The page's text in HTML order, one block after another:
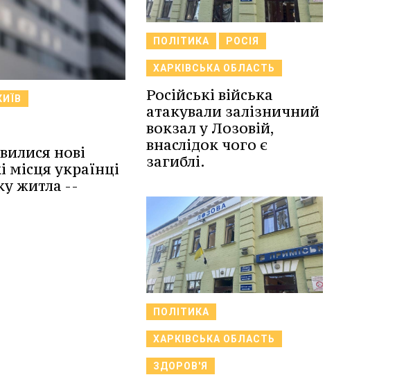
нові
місця українці
житла --
ПОЛІТИКА РОСІЯ
ХАРКІВСЬКА ОБЛАСТЬ
Російські війська
атакували залізничний
вокзал у Лозовій,
внаслідок чого є
загиблі.
ПОЛІТИКА
ХАРКІВСЬКА ОБЛАСТЬ
ЗДОРОВ'Я